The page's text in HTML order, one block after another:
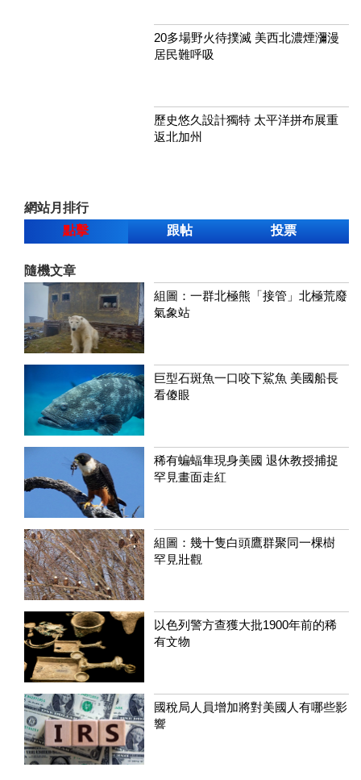
20多場野火待撲滅 美西北濃煙瀰漫
居民難呼吸
歷史悠久設計獨特 太平洋拼布展重
返北加州
網站月排行
點擊
跟帖 投票
隨機文章
組圖：一群北極熊「接管」北極荒廢
氣象站
巨型石斑魚一口咬下鯊魚 美國船長
看傻眼
稀有蝙蝠隼現身美國 退休教授捕捉
罕見畫面走紅
組圖：幾十隻白頭鷹群聚同一棵樹
罕見壯觀
以色列警方查獲大批1900年前的稀
有文物
國稅局人員增加將對美國人有哪些影
響